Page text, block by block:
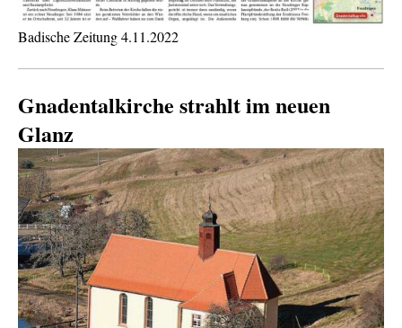
Badische Zeitung 4.11.2022
Gnadentalkirche strahlt im neuen
Glanz